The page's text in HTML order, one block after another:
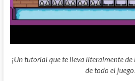
¡Un tutorial que te lleva literalmente de
de todo el